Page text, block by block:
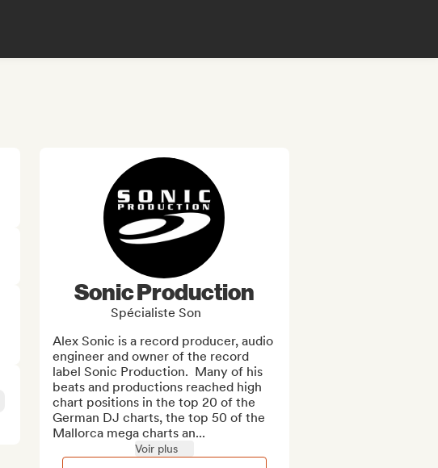
Sonic Production
Spécialiste Son
Alex Sonic is a record producer, audio
engineer and owner of the record
label Sonic Production.  Many of his
beats and productions reached high
chart positions in the top 20 of the
German DJ charts, the top 50 of the
Mallorca mega charts an...
Voir plus